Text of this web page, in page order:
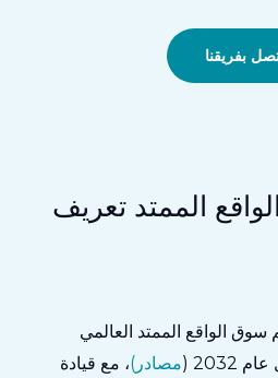
بفريقنا
الممتد تعريف
الواقع الممتد العالمي
مصادر)، مع قيادة